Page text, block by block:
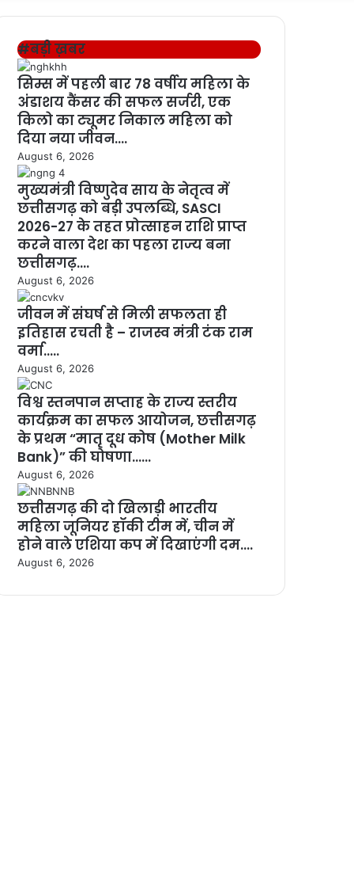
#बड़ी ख़बर
सिम्स में पहली बार 78 वर्षीय महिला के
अंडाशय कैंसर की सफल सर्जरी, एक
किलो का ट्यूमर निकाल महिला को
दिया नया जीवन….
August 6, 2026
मुख्यमंत्री विष्णुदेव साय के नेतृत्व में
छत्तीसगढ़ को बड़ी उपलब्धि, SASCI
2026-27 के तहत प्रोत्साहन राशि प्राप्त
करने वाला देश का पहला राज्य बना
छत्तीसगढ़….
August 6, 2026
जीवन में संघर्ष से मिली सफलता ही
इतिहास रचती है – राजस्व मंत्री टंक राम
वर्मा…..
August 6, 2026
विश्व स्तनपान सप्ताह के राज्य स्तरीय
कार्यक्रम का सफल आयोजन, छत्तीसगढ़
के प्रथम “मातृ दूध कोष (Mother Milk
Bank)” की घोषणा……
August 6, 2026
छत्तीसगढ़ की दो खिलाड़ी भारतीय
महिला जूनियर हॉकी टीम में, चीन में
होने वाले एशिया कप में दिखाएंगी दम….
August 6, 2026